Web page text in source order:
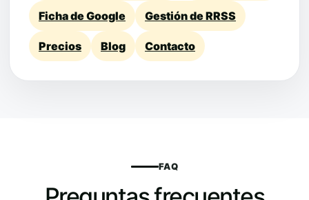
Ficha de Google Gestión de RRSS
Precios Blog Contacto
FAQ